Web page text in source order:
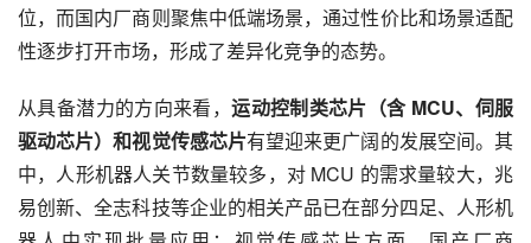
位，而国内厂商则聚焦中低端场景，通过性价比和场景适配
性逐步打开市场，形成了差异化竞争的态势。
从具备潜力的方向来看，运动控制类芯片（含 MCU、伺服
驱动芯片）和视觉传感芯片有望迎来更广阔的发展空间。其
中，人形机器人关节数量较多，对 MCU 的需求量较大，兆
易创新、全志科技等企业的相关产品已在部分四足、人形机